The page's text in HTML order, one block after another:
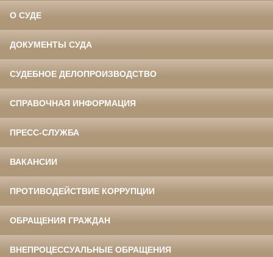
О СУДЕ
ДОКУМЕНТЫ СУДА
СУДЕБНОЕ ДЕЛОПРОИЗВОДСТВО
СПРАВОЧНАЯ ИНФОРМАЦИЯ
ПРЕСС-СЛУЖБА
ВАКАНСИИ
ПРОТИВОДЕЙСТВИЕ КОРРУПЦИИ
ОБРАЩЕНИЯ ГРАЖДАН
ВНЕПРОЦЕССУАЛЬНЫЕ ОБРАЩЕНИЯ